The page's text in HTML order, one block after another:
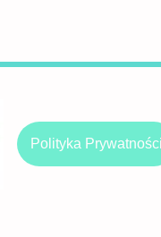
Polityka Prywatności